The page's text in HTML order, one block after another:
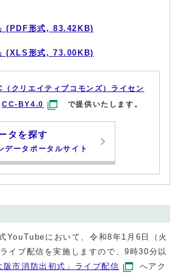
(PDF形式, 83.42KB)
(XLS形式, 73.00KB)
（クリエイティブコモンズ）ライセン
CC-BY4.0 で提供いたします。
タを探す
データポータルサイト
YouTubeにおいて、令和8年1月6日（火
イブ配信を実施しますので、9時30分以
阪市消防出初式」ライブ配信
へアク